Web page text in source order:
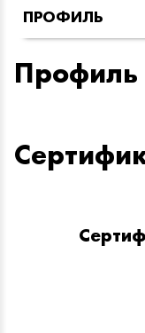
ПРОФИЛЬ
Профиль